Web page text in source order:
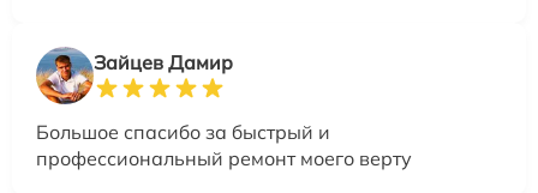
Зайцев Дамир
Большое спасибо за быстрый и
профессиональный ремонт моего верту